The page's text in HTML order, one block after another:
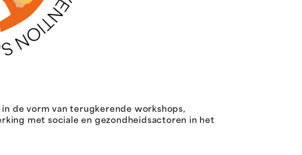
de vorm van terugkerende workshops,
met sociale en gezondheidsactoren in het